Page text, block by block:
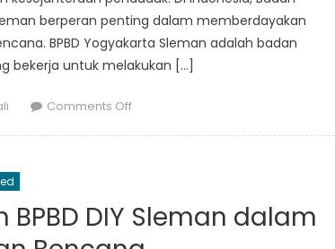
berperan penting dalam memberdayakan
BPBD Yogyakarta Sleman adalah badan
bekerja untuk melakukan […]
Comments Offon
of
BPBD
DIY Sleman dalam